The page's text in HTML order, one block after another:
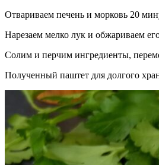
Отвариваем печень и морковь 20
Нарезаем мелко лук и обжариваем
Солим и перчим ингредиенты,
Полученный паштет для долгого